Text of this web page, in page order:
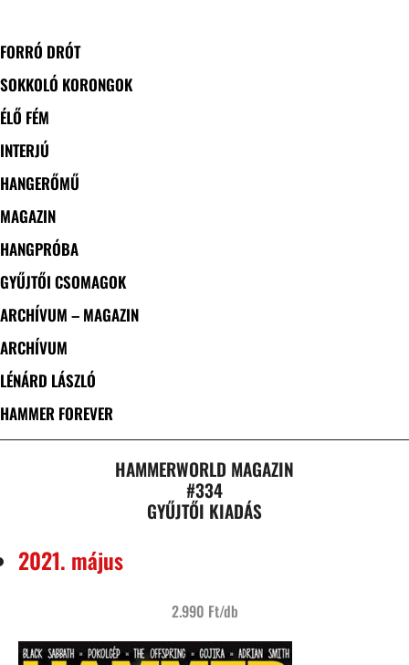
FORRÓ DRÓT
SOKKOLÓ KORONGOK
ÉLŐ FÉM
INTERJÚ
HANGERŐMŰ
MAGAZIN
HANGPRÓBA
GYŰJTŐI CSOMAGOK
ARCHÍVUM – MAGAZIN
ARCHÍVUM
LÉNÁRD LÁSZLÓ
HAMMER FOREVER
HAMMERWORLD MAGAZIN
#334
GYŰJTŐI KIADÁS
2021. május
2.990 Ft/db